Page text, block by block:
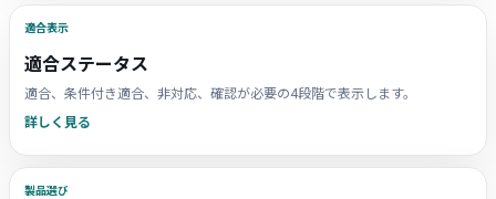
適合表示
適合ステータス
適合、条件付き適合、非対応、確認が必要の4段階で表示します。
詳しく見る
製品選び